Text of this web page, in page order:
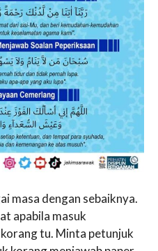
masa dengan sebaiknya.
apabila masuk
tu. Minta petunjuk